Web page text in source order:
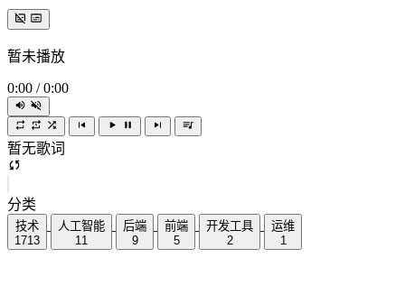
暂未播放
0:00 / 0:00
暂无歌词
分类
技术
1713
人工智能
11
后端
9
前端
5
开发工具
2
运维
1